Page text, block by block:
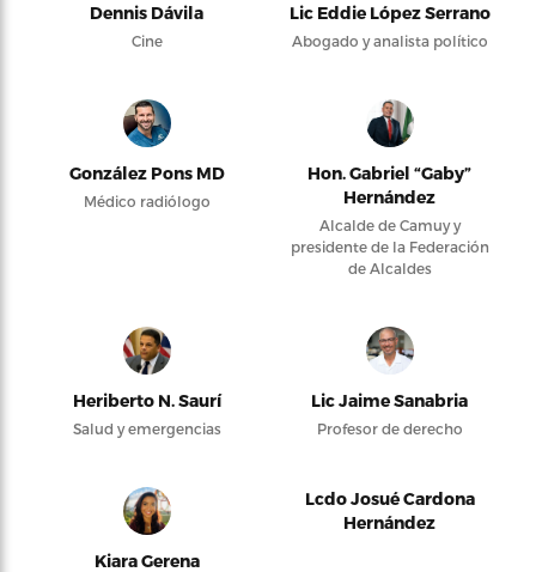
Dennis Dávila
Cine
Lic Eddie López Serrano
Abogado y analista político
González Pons MD
Médico radiólogo
Hon. Gabriel “Gaby”
Hernández
Alcalde de Camuy y
presidente de la Federación
de Alcaldes
Heriberto N. Saurí
Salud y emergencias
Lic Jaime Sanabria
Profesor de derecho
Kiara Gerena
Lcdo Josué Cardona
Hernández